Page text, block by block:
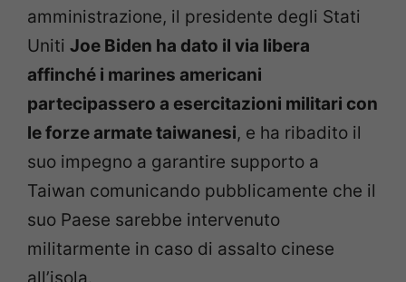
amministrazione, il presidente degli Stati
Uniti Joe Biden ha dato il via libera
affinché i marines americani
partecipassero a esercitazioni militari con
le forze armate taiwanesi, e ha ribadito il
suo impegno a garantire supporto a
Taiwan comunicando pubblicamente che il
suo Paese sarebbe intervenuto
militarmente in caso di assalto cinese